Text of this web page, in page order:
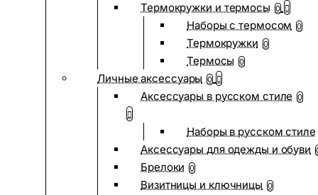
Термокружки и термосы 0
Наборы с термосом 0
Термокружки 0
Термосы 0
Личные аксессуары 0
Аксессуары в русском стиле 0
Наборы в русском стиле
Аксессуары для одежды и обуви
Брелоки 0
Визитницы и ключницы 0